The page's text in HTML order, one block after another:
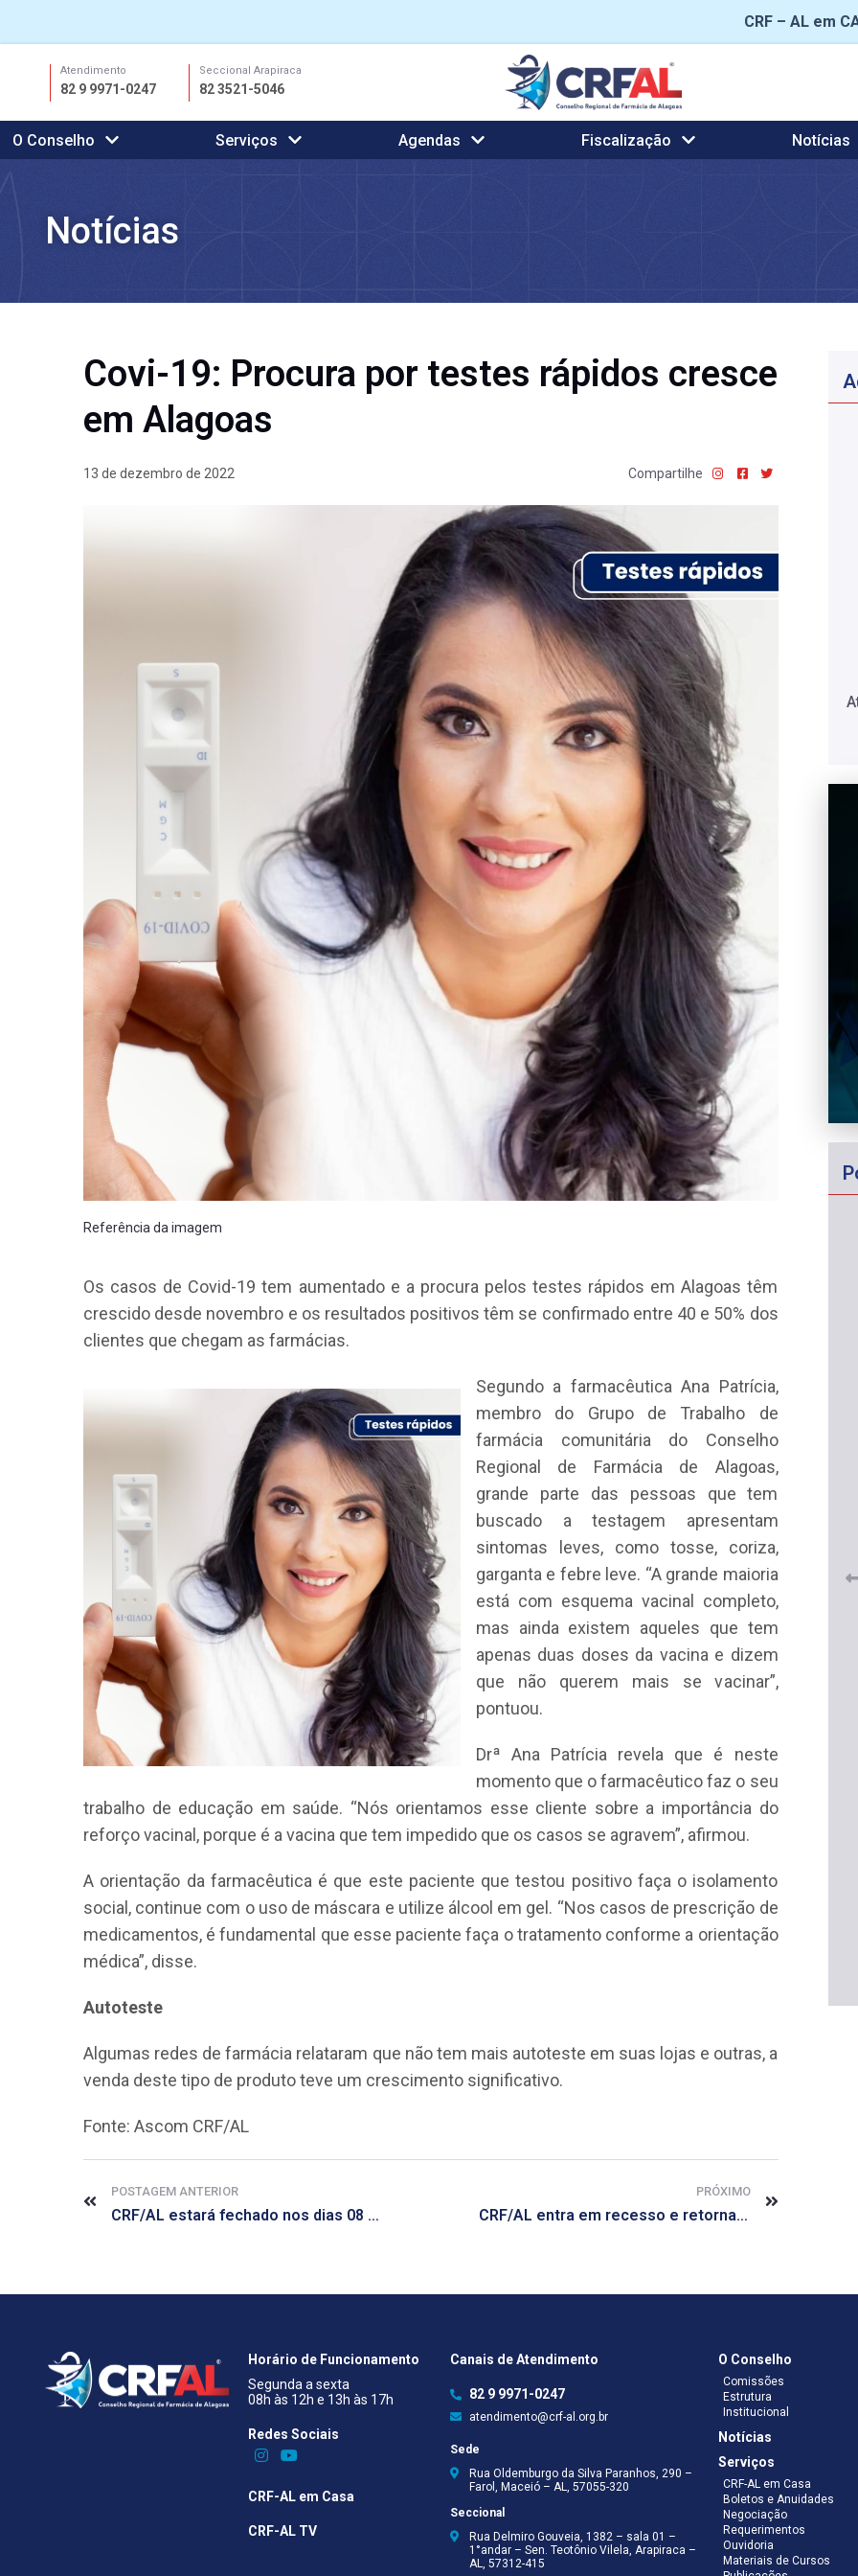
CRF – AL em
conteúdo
Atendimento
82 9 9971-0247
Seccional Arapiraca
82 3521-5046
O Conselho Serviços Agendas Fiscalização Notícias
Notícias
Covi-19: Procura por testes rápidos cresce
em Alagoas
13 de dezembro de 2022 Compartilhe
Referência da imagem
Os casos de Covid-19 tem aumentado e a procura pelos testes rápidos em Alagoas têm
crescido desde novembro e os resultados positivos têm se confirmado entre 40 e 50% dos
clientes que chegam as farmácias.
Segundo a farmacêutica Ana Patrícia,
membro do Grupo de Trabalho de
farmácia comunitária do Conselho
Regional de Farmácia de Alagoas,
grande parte das pessoas que tem
buscado a testagem apresentam
sintomas leves, como tosse, coriza,
garganta e febre leve. “A grande maioria
está com esquema vacinal completo,
mas ainda existem aqueles que tem
apenas duas doses da vacina e dizem
que não querem mais se vacinar”,
pontuou.
Drª Ana Patrícia revela que é neste
momento que o farmacêutico faz o seu
trabalho de educação em saúde. “Nós orientamos esse cliente sobre a importância do
reforço vacinal, porque é a vacina que tem impedido que os casos se agravem”, afirmou.
A orientação da farmacêutica é que este paciente que testou positivo faça o isolamento
social, continue com o uso de máscara e utilize álcool em gel. “Nos casos de prescrição de
medicamentos, é fundamental que esse paciente faça o tratamento conforme a orientação
médica”, disse.
Autoteste
Algumas redes de farmácia relataram que não tem mais autoteste em suas lojas e outras, a
venda deste tipo de produto teve um crescimento significativo.
Fonte: Ascom CRF/AL
POSTAGEM ANTERIOR
CRF/AL estará fechado nos dias 08 e 09 de dezembro
PRÓXIMO
CRF/AL entra em recesso e retorna atendimento em janeiro
CRF-AL reforça importância do
farmacêutico em nova resolução
da Anvisa sobre medicamentos à
base de Cannabis
29 de janeiro de 2026
CRF-AL renova parceria com
CRF-SP e garante continuidade
do acesso gratuito à Academia
Virtual de Farmácia
26 de maio de 2026
Horário de Funcionamento
Segunda a sexta
08h às 12h e 13h às 17h
Redes Sociais​
CRF-AL em Casa
CRF-AL TV
Canais de Atendimento
82 9 9971-0247
atendimento@crf-al.org.br
Sede
Rua Oldemburgo da Silva Paranhos, 290 –
Farol, Maceió – AL, 57055-320
Seccional
Rua Delmiro Gouveia, 1382 – sala 01 –
1°andar – Sen. Teotônio Vilela, Arapiraca –
AL, 57312-415
O Conselho
Comissões
Estrutura
Institucional
Notícias
Serviços
CRF-AL em Casa
Boletos e Anuidades
Negociação
Requerimentos
Ouvidoria
Materiais de Cursos